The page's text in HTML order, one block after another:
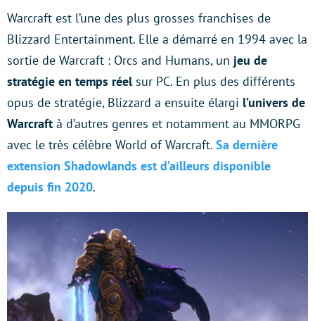
Warcraft est l’une des plus grosses franchises de
Blizzard Entertainment. Elle a démarré en 1994 avec la
sortie de Warcraft : Orcs and Humans, un jeu de
stratégie en temps réelsur PC. En plus des différents
opus de stratégie, Blizzard a ensuite élargi l’univers de
Warcraft à d’autres genres et notamment au MMORPG
avec le très célèbre World of Warcraft. Sa dernière
extension Shadowlands est d’ailleurs disponible
depuis fin 2020.